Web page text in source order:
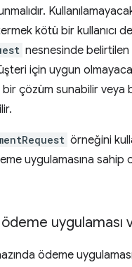
kötü bir kullanıcı
nesnesinde
için uygun
çözüm sunabilir veya
örneğini
uygulamasına sahip
uygulaması
ödeme